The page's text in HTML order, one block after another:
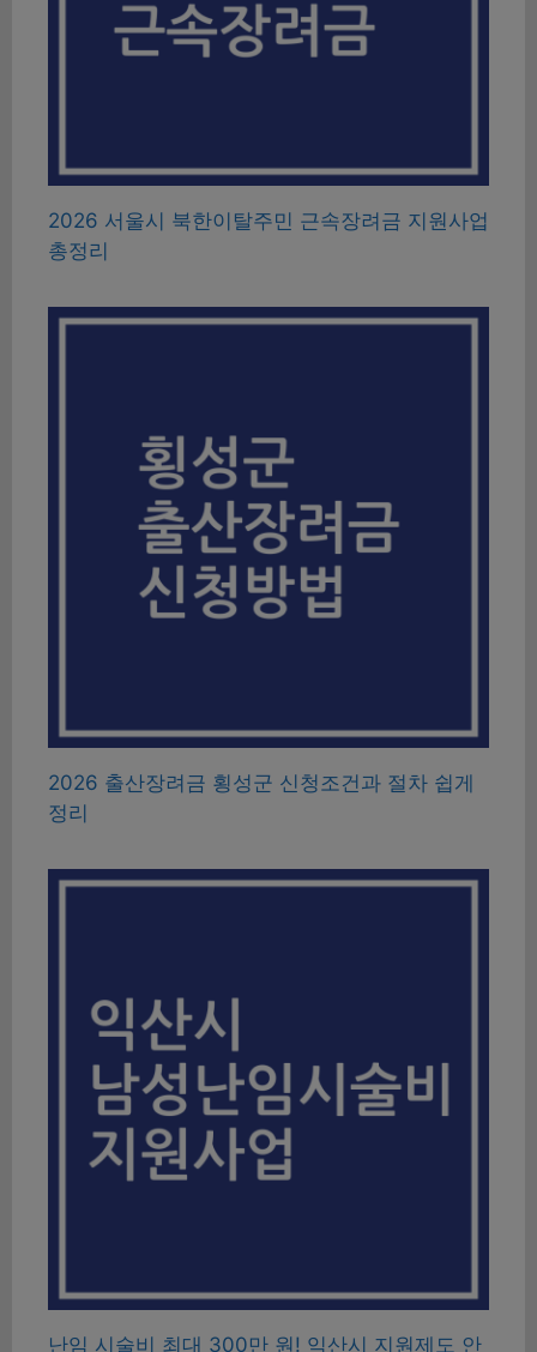
2026 서울시 북한이탈주민 근속장려금 지원사업
총정리
2026 출산장려금 횡성군 신청조건과 절차 쉽게
정리
난임 시술비 최대 300만 원! 익산시 지원제도 안